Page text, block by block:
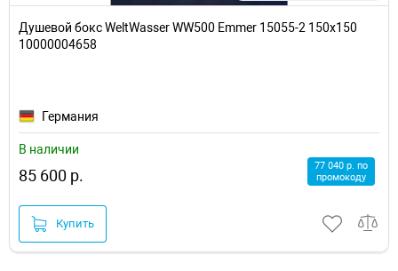
Душевой бокс WeltWasser WW500 Emmer 15055-2 150х150
10000004658
Германия
В наличии
85 600 р.
77 040 р. по
промокоду
Купить